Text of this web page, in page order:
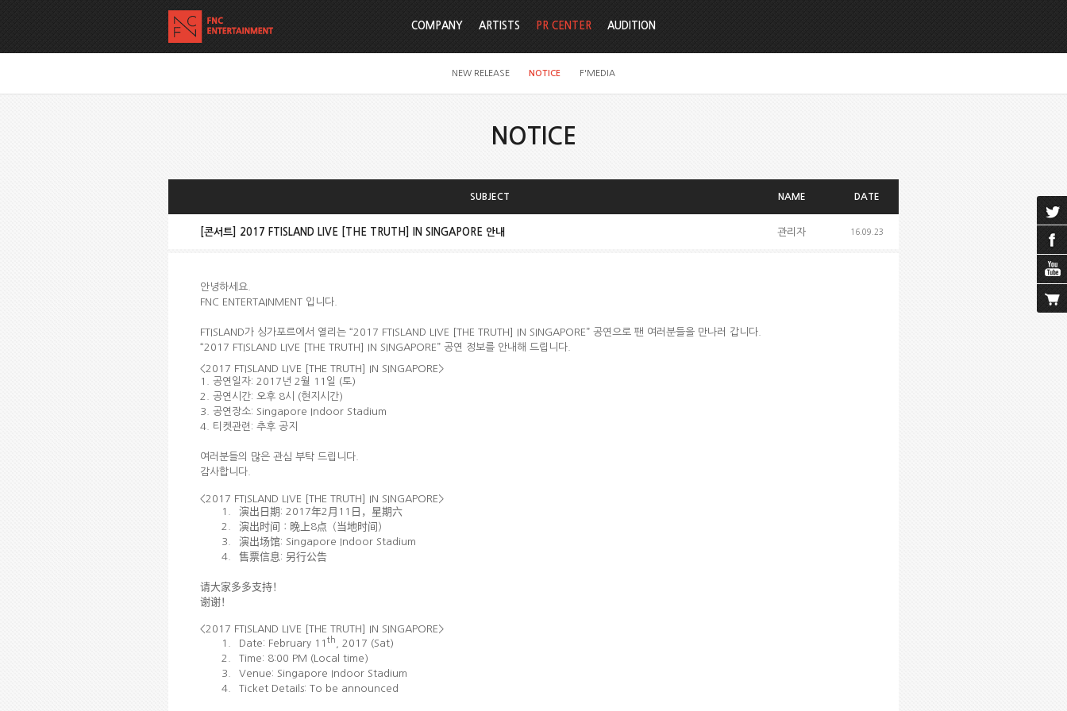
COMPANY ARTISTS PR CENTER
NEW RELEASE NOTICE F'MEDIA
AUDITION
NOTICE
SUBJECT NAME DATE
[콘서트] 2017 FTISLAND LIVE [THE TRUTH] IN SINGAPORE 안내 관리자 16.09.23
안녕하세요
FNC ENTERTAINMENT 입니다
FTISLAND가 싱가포르에서 열리는 “2017 FTISLAND LIVE [THE TRUTH] IN SINGAPORE” 공연으로 팬 여러분들을 만나러 갑니다
“2017 FTISLAND LIVE [THE TRUTH] IN SINGAPORE” 공연 정보를 안내해 드립니다
<2017 FTISLAND LIVE [THE TRUTH] IN SINGAPORE>
1. 공연일자: 2017 년 2월 11 일 (토)
2. 공연시간: 오후 8시 (현지시간)
3. 공연장소: Singapore Indoor Stadium
4. 티켓관련 : 추후 공지
여러분들의 많은 관심 부탁 드립니다
감사합니다
<2017 FTISLAND LIVE [THE TRUTH] IN SINGAPORE>
1.
演出日期 : 2017年2 月 11 日 ， 星期六
2. 演出 时间 ： 晚上8点 （当地时间 ）
3.
演出场馆: Singapore Indoor Stadium
4.
售票信息: 另行公告
请大家多多支持！
谢谢！
<2017 FTISLAND LIVE [THE TRUTH] IN SINGAPORE>
1.
Date: February 11 th
, 2017 (Sat)
2.
Time: 8:00 PM (Local time)
3.
Venue: Singapore Indoor Stadium
4.
Ticket Details: To be announced